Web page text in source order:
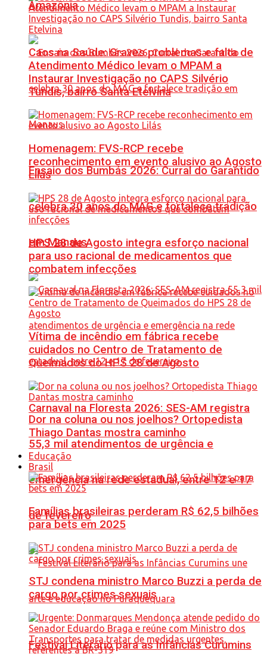
Amazônia
Ensaio dos Bumbás 2026: Curral do Garantido
celebra 30 anos do MAG e fortalece tradição
em Manaus
Carnaval na Floresta 2026: SES-AM registra
55,3 mil atendimentos de urgência e
emergência na rede estadual, entre 12 e 17
de fevereiro
Festival Literário para as Infâncias Curumins
Caos na Saúde: Graves problemas e falta de
Atendimento Médico levam o MPAM a
Instaurar Investigação no CAPS Silvério
Tundis, bairro Santa Etelvina
Homenagem: FVS-RCP recebe
reconhecimento em evento alusivo ao Agosto
Lilás
HPS 28 de Agosto integra esforço nacional
para uso racional de medicamentos que
combatem infecções
Vítima de incêndio em fábrica recebe
cuidados no Centro de Tratamento de
Queimados do HPS 28 de Agosto
Dor na coluna ou nos joelhos? Ortopedista
Thiago Dantas mostra caminho
Educação
Brasil
Famílias brasileiras perderam R$ 62,5 bilhões
para bets em 2025
STJ condena ministro Marco Buzzi a perda de
cargo por crimes sexuais